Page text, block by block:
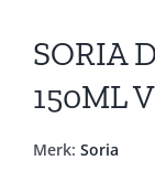
SORIA
150ML
Merk: Soria